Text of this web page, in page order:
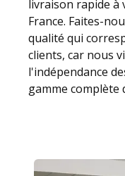
livraison rapide
France. Faites-
qualité qui
clients, car nous
l'indépendance
gamme complète